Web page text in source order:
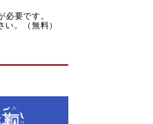
要です。
。（無料）